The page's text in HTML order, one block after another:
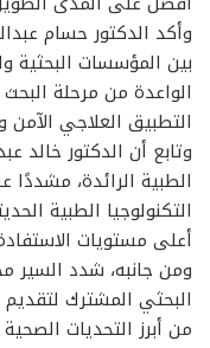
وأكد الدكتور حسام
بين المؤسسات البحثية
الواعدة من مرحلة
التطبيق العلاجي الآمن
وتابع أن الدكتور خالد
الطبية الرائدة، مشددًا
التكنولوجيا الطبية
أعلى مستويات
ومن جانبه، شدد
البحثي المشترك
من أبرز التحديات الصحية